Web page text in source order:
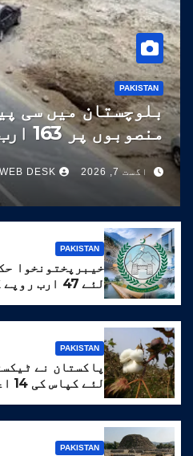
PAKISTAN
خرچ
اگست 7, 2026 WEB DESK
PAKISTAN
خیبرپختونخوا
لئے 47 ارب
PAKISTAN
پاکستان نے
PAKISTAN